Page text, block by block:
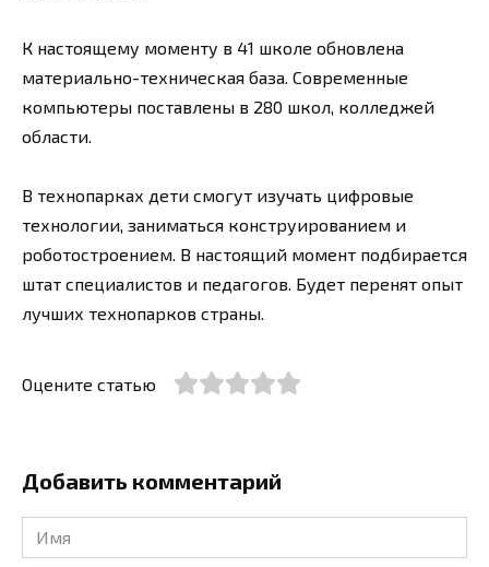
К настоящему моменту в 41 школе обновлена
материально-техническая база. Современные
компьютеры поставлены в 280 школ, колледжей
области.
В технопарках дети смогут изучать цифровые
технологии, заниматься конструированием и
роботостроением. В настоящий момент подбирается
штат специалистов и педагогов. Будет перенят опыт
лучших технопарков страны.
Оцените статью
Добавить комментарий
Имя
*